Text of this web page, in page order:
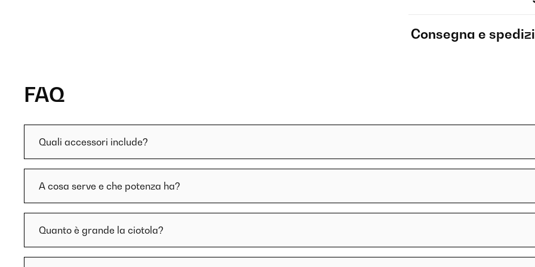
Consegna e
FAQ
Quali accessori include?
A cosa serve e che potenza ha?
Quanto è grande la ciotola?